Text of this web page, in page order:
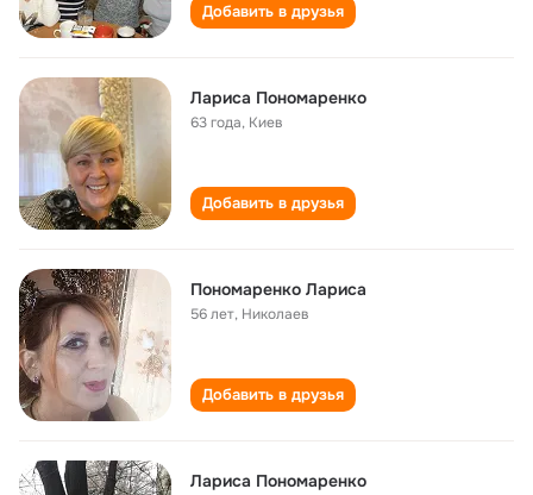
Добавить в друзья
Лариса Пономаренко
63 года, Киев
Добавить в друзья
Пономаренко Лариса
56 лет, Николаев
Добавить в друзья
Лариса Пономаренко